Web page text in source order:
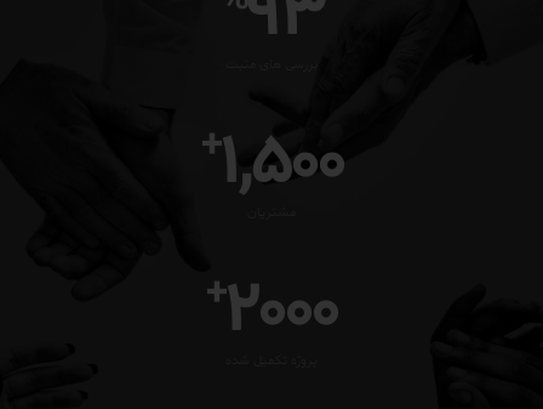
1,500
+
2000
+